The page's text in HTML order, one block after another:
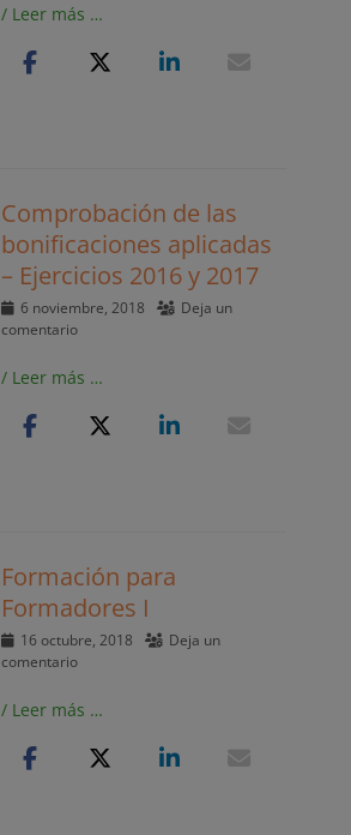
/ Leer más …
Comprobación de las
bonificaciones aplicadas
– Ejercicios 2016 y 2017
Publicado
el
6 noviembre, 2018
Deja un
comentario
/ Leer más …
Formación para
Formadores I
Publicado
el
16 octubre, 2018
Deja un
comentario
/ Leer más …